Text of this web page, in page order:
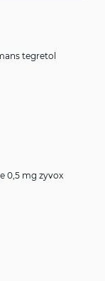
tegretol
0,5 mg zyvox